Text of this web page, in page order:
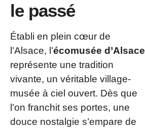
le passé
Établi en plein cœur de
l’Alsace, l’écomusée d’Alsace
représente une tradition
vivante, un véritable village-
musée à ciel ouvert. Dès que
l’on franchit ses portes, une
douce nostalgie s’empare de